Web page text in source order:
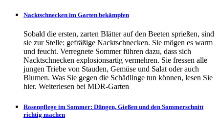
Nacktschnecken im Garten bekämpfen
Sobald die ersten, zarten Blätter auf den Beeten sprießen, sind
sie zur Stelle: gefräßige Nacktschnecken. Sie mögen es warm
und feucht. Verregnete Sommer führen dazu, dass sich
Nacktschnecken explosionsartig vermehren. Sie fressen alle
jungen Triebe von Stauden, Gemüse und Salat oder auch
Blumen. Was Sie gegen die Schädlinge tun können, lesen Sie
hier. Weiterlesen bei MDR-Garten
Rosenpflege im Sommer: Düngen, Gießen und den Sommerschnitt
richtig machen